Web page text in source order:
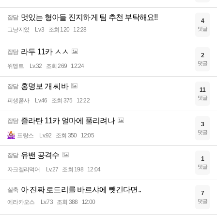
잡담 멋있는 형아들 진지하게 팀 추천 부탁해요!!
그냥지었 Lv.3 조회 120 12:28
4
댓글
잡담 라두 11카 ㅅㅅ
쒸멩트 Lv.32 조회 269 12:24
2
댓글
잡담 홍명보 개 씨바
피생폼사 Lv.46 조회 375 12:22
11
댓글
잡담 즐라탄 11카 얼마에 풀리려나
프랑스 Lv.92 조회 350 12:05
3
댓글
잡담 유밴 공격수
자크젤리먹어 Lv.27 조회 198 12:04
1
댓글
실축 아 진짜 로드리를 바르샤에 뺏긴다면..
에라카오스 Lv.73 조회 388 12:00
7
댓글